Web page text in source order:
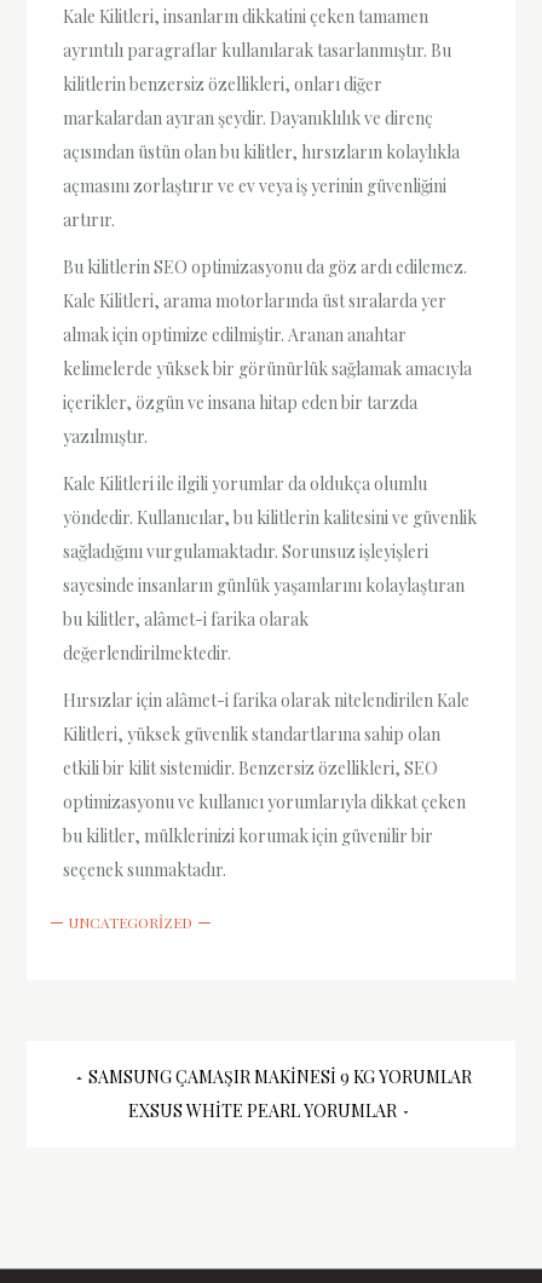
Kale Kilitleri, insanların dikkatini çeken tamamen
ayrıntılı paragraflar kullanılarak tasarlanmıştır. Bu
kilitlerin benzersiz özellikleri, onları diğer
markalardan ayıran şeydir. Dayanıklılık ve direnç
açısından üstün olan bu kilitler, hırsızların kolaylıkla
açmasını zorlaştırır ve ev veya iş yerinin güvenliğini
artırır.
Bu kilitlerin SEO optimizasyonu da göz ardı edilemez.
Kale Kilitleri, arama motorlarında üst sıralarda yer
almak için optimize edilmiştir. Aranan anahtar
kelimelerde yüksek bir görünürlük sağlamak amacıyla
içerikler, özgün ve insana hitap eden bir tarzda
yazılmıştır.
Kale Kilitleri ile ilgili yorumlar da oldukça olumlu
yöndedir. Kullanıcılar, bu kilitlerin kalitesini ve güvenlik
sağladığını vurgulamaktadır. Sorunsuz işleyişleri
sayesinde insanların günlük yaşamlarını kolaylaştıran
bu kilitler, alâmet-i farika olarak
değerlendirilmektedir.
Hırsızlar için alâmet-i farika olarak nitelendirilen Kale
Kilitleri, yüksek güvenlik standartlarına sahip olan
etkili bir kilit sistemidir. Benzersiz özellikleri, SEO
optimizasyonu ve kullanıcı yorumlarıyla dikkat çeken
bu kilitler, mülklerinizi korumak için güvenilir bir
seçenek sunmaktadır.
UNCATEGORIZED
Yazı
SAMSUNG ÇAMAŞIR MAKINESI 9 KG YORUMLAR
EXSUS WHITE PEARL YORUMLAR